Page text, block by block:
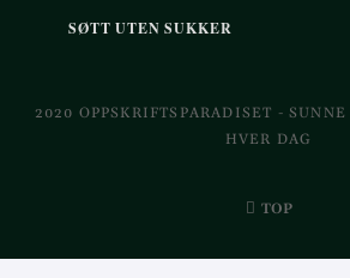
SØTT UTEN SUKKER
2020 OPPSKRIFTSPARADISET - SUNNE
HVER DAG
TOP